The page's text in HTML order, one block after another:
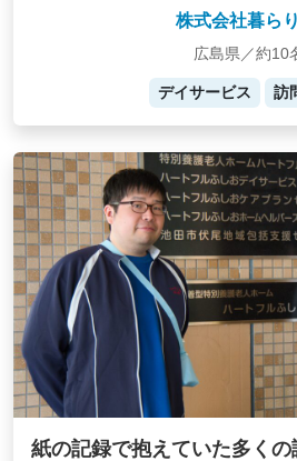
株式会社暮ら
広島県／約10
デイサービス 訪
紙の記録で抱えていた多く